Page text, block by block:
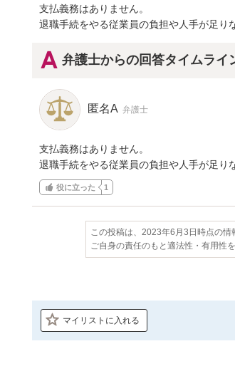
支払義務はありません。
退職手続をやる従業員の負担や人手が足り
弁護士からの回答タイムライ
匿名A 弁護士
支払義務はありません。
退職手続をやる従業員の負担や人手が足り
役に立った 1
この投稿は、2023年6月3日時点の情
ご自身の責任のもと適法性・有用性
マイリストに入れる